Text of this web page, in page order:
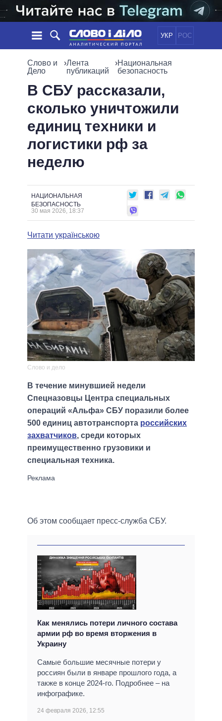
УКР РОС
НОВОСТИ
ЛЕНТА
СТАТЬИ
МНЕНИЯ
ОБЗОРЫ
ДАЙДЖЕСТЫ
ЭКОНОМИКА
ОБЩЕСТВО
МИР
ПОЛИТИКИ
ВСЕ ПОЛИТИКИ
ПРЕЗИДЕНТ И ОФИС
ВЕРХОВНАЯ РАДА
КАБИНЕТ МИНИСТРОВ
ГЛАВЫ ОБЛАДМИНИСТРАЦИЙ
МЭРЫ
ВСЕ ПЕРСОНЫ
ИНФОГРАФИКА
ВИДЕО
СРАВНЕНИЕ ПОЛИТИКОВ
Слово и
Дело
›Лента
публикаций
›Национальная
безопасность
В СБУ рассказали,
сколько уничтожили
единиц техники и
логистики рф за
неделю
НАЦИОНАЛЬНАЯ
БЕЗОПАСНОСТЬ
30 мая 2026, 18:37
Читати українською
Слово и дело
В течение минувшией недели
Спецназовцы Центра специальных
операций «Альфа» СБУ поразили более
500 единиц автотранспорта российских
захватчиков, среди которых
преимущественно грузовики и
специальная техника.
Об этом сообщает пресс-служба СБУ.
Как менялись потери личного состава
армии рф во время вторжения в
Украину
Самые большие месячные потери у
россиян были в январе прошлого года, а
также в конце 2024-го. Подробнее – на
инфографике.
24 февраля 2026, 12:55